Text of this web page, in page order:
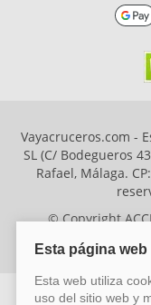
Vayacruceros.com -
SL (C/ Bodegueros
Rafael, Málaga.
© Copyright